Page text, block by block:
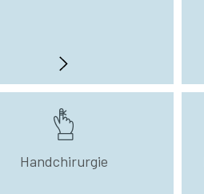
Handchirurgie